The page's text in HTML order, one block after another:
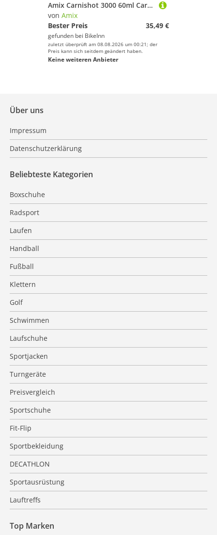
Amix Carnishot 3000 60ml Carnitine Lemon & Lime 20 Units Rosa
von Amix
Bester Preis
35,49 €
gefunden bei BikeInn
zuletzt überprüft am 08.08.2026 um 00:21; der
Preis kann sich seitdem geändert haben.
Keine weiteren Anbieter
Über uns
Impressum
Datenschutzerklärung
Beliebteste Kategorien
Boxschuhe
Radsport
Laufen
Handball
Fußball
Klettern
Golf
Schwimmen
Laufschuhe
Sportjacken
Turngeräte
Preisvergleich
Sportschuhe
Fit-Flip
Sportbekleidung
DECATHLON
Sportausrüstung
Lauftreffs
Top Marken